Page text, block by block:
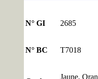
N° GI 2685
N° BC T7018
Jaune,